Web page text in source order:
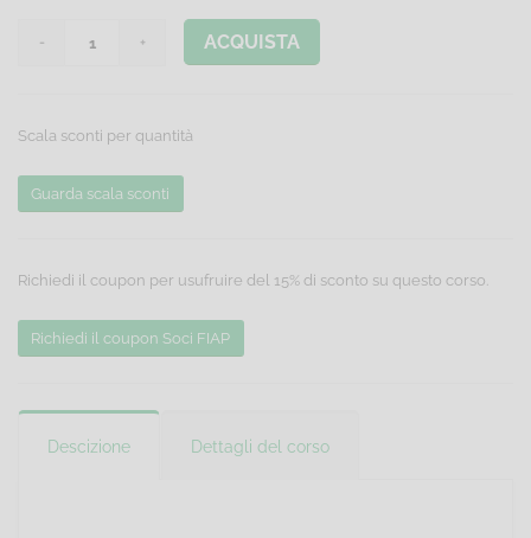
ACQUISTA
Scala sconti per quantità
Guarda scala sconti
Richiedi il coupon per usufruire del 15% di sconto su questo corso.
Richiedi il coupon Soci FIAP
Descizione Dettagli del corso